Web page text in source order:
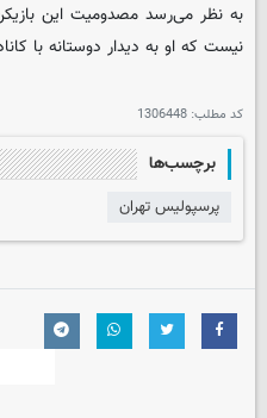
به نظر می‌رسد مصدومیت این
نیست که او به دیدار دوستانه با
کد مطلب: 1306448
برچسب‌ها
پرسپولیس تهران